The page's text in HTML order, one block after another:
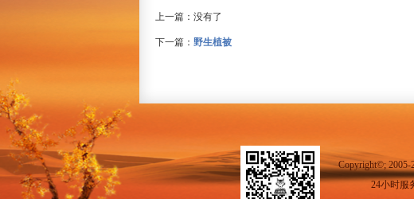
上一篇：没有了
下一篇： 野生植被
Copyright©;
24小时服